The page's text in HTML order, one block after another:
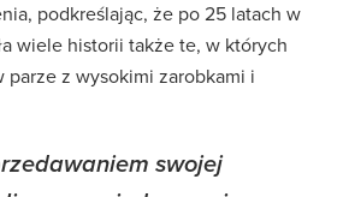
podkreślając, że po 25 latach w
wiele historii także te, w których
z wysokimi zarobkami i
swojej